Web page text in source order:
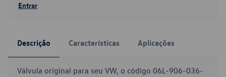
Entrar
Descrição Características Aplicações
Válvula original para seu VW, o código 06L-906-036-